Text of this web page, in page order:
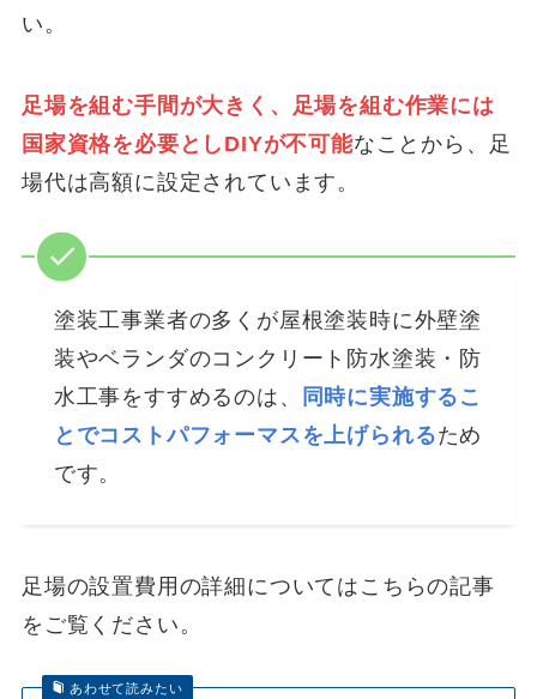
い。
足場を組む手間が大きく、足場を組む作業には
国家資格を必要としDIYが不可能なことから、足
場代は高額に設定されています。
塗装工事業者の多くが屋根塗装時に外壁塗
装やベランダのコンクリート防水塗装・防
水工事をすすめるのは、
同時に実施するこ
とでコストパフォーマスを上げられるため
です。
足場の設置費用の詳細についてはこちらの記事
をご覧ください。
あわせて読みたい